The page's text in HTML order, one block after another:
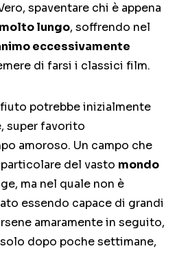
spaventare chi è appena
lungo, soffrendo nel
eccessivamente
di farsi i classici film.
potrebbe inizialmente
super favorito
amoroso. Un campo che
del vasto mondo
ma nel quale non è
essendo capace di grandi
amaramente in seguito,
dopo poche settimane,